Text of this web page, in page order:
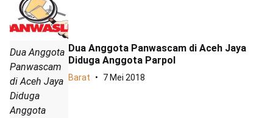
Dua Anggota
Panwascam
di Aceh Jaya
Diduga
Anggota
Dua Anggota Panwascam di Aceh Jaya
Diduga Anggota Parpol
Barat 7 Mei 2018